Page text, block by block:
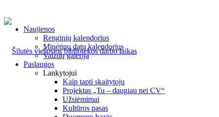
Naujienos
Renginių kalendorius
Minėtinų datų kalendorius
Vaizdų galerija
Paslaugos
Lankytojui
Kaip tapti skaitytoju
Projektas „Tu – daugiau nei CV“
Užsiėmimai
Kultūros pasas